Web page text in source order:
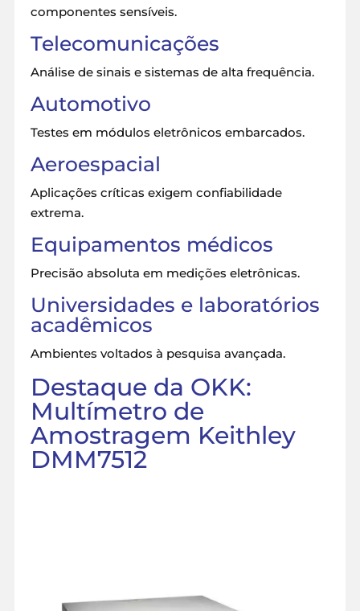
componentes sensíveis.
Telecomunicações
Análise de sinais e sistemas de alta frequência.
Automotivo
Testes em módulos eletrônicos embarcados.
Aeroespacial
Aplicações críticas exigem confiabilidade
extrema.
Equipamentos médicos
Precisão absoluta em medições eletrônicas.
Universidades e laboratórios
acadêmicos
Ambientes voltados à pesquisa avançada.
Destaque da OKK:
Multímetro de
Amostragem Keithley
DMM7512